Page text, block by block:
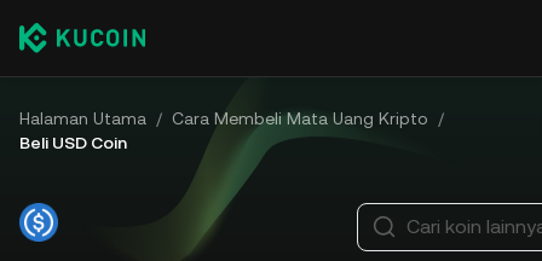
Halaman Utama / Cara Membeli Mata Uang Kripto
/
Beli USD Coin
Cari koin